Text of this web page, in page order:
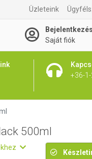
Üzleteink
Bejelentkezés
Saját fiók
+36-
500ml